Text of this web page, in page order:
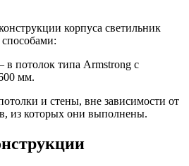
корпуса светильник
потолок типа Armstrong с
мм.
и стены, вне зависимости от
из которых они выполнены.